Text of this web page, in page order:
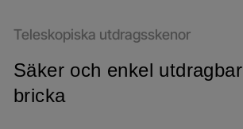
Teleskopiska utdragsskenor
Säker och enkel utdragbar
bricka